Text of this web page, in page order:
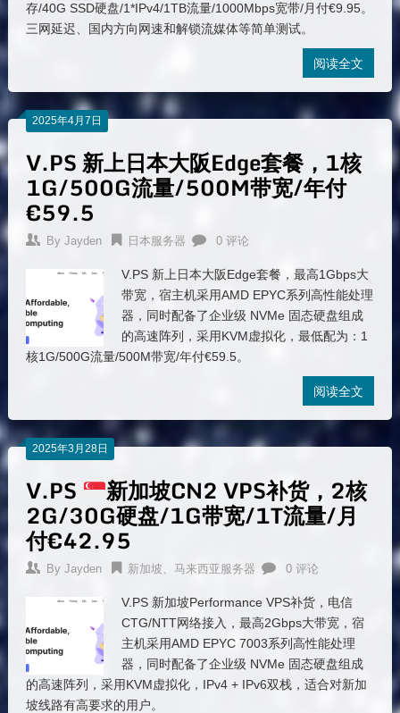
存/40G SSD硬盘/1*IPv4/1TB流量/1000Mbps宽带/月付€9.95。
三网延迟、国内方向网速和解锁流媒体等简单测试。
阅读全文
2025年4月7日
V.PS 新上日本大阪Edge套餐，1核
1G/500G流量/500M带宽/年付
€59.5
By Jayden 日本服务器 0 评论
V.PS 新上日本大阪Edge套餐，最高1Gbps大
带宽，宿主机采用AMD EPYC系列高性能处理
器，同时配备了企业级 NVMe 固态硬盘组成
的高速阵列，采用KVM虚拟化，最低配为：1
核1G/500G流量/500M带宽/年付€59.5。
阅读全文
2025年3月28日
V.PS 新加坡CN2 VPS补货，2核
2G/30G硬盘/1G带宽/1T流量/月
付€42.95
By Jayden 新加坡、马来西亚服务器 0 评论
V.PS 新加坡Performance VPS补货，电信
CTG/NTT网络接入，最高2Gbps大带宽，宿
主机采用AMD EPYC 7003系列高性能处理
器，同时配备了企业级 NVMe 固态硬盘组成
的高速阵列，采用KVM虚拟化，IPv4 + IPv6双栈，适合对新加
坡线路有高要求的用户。